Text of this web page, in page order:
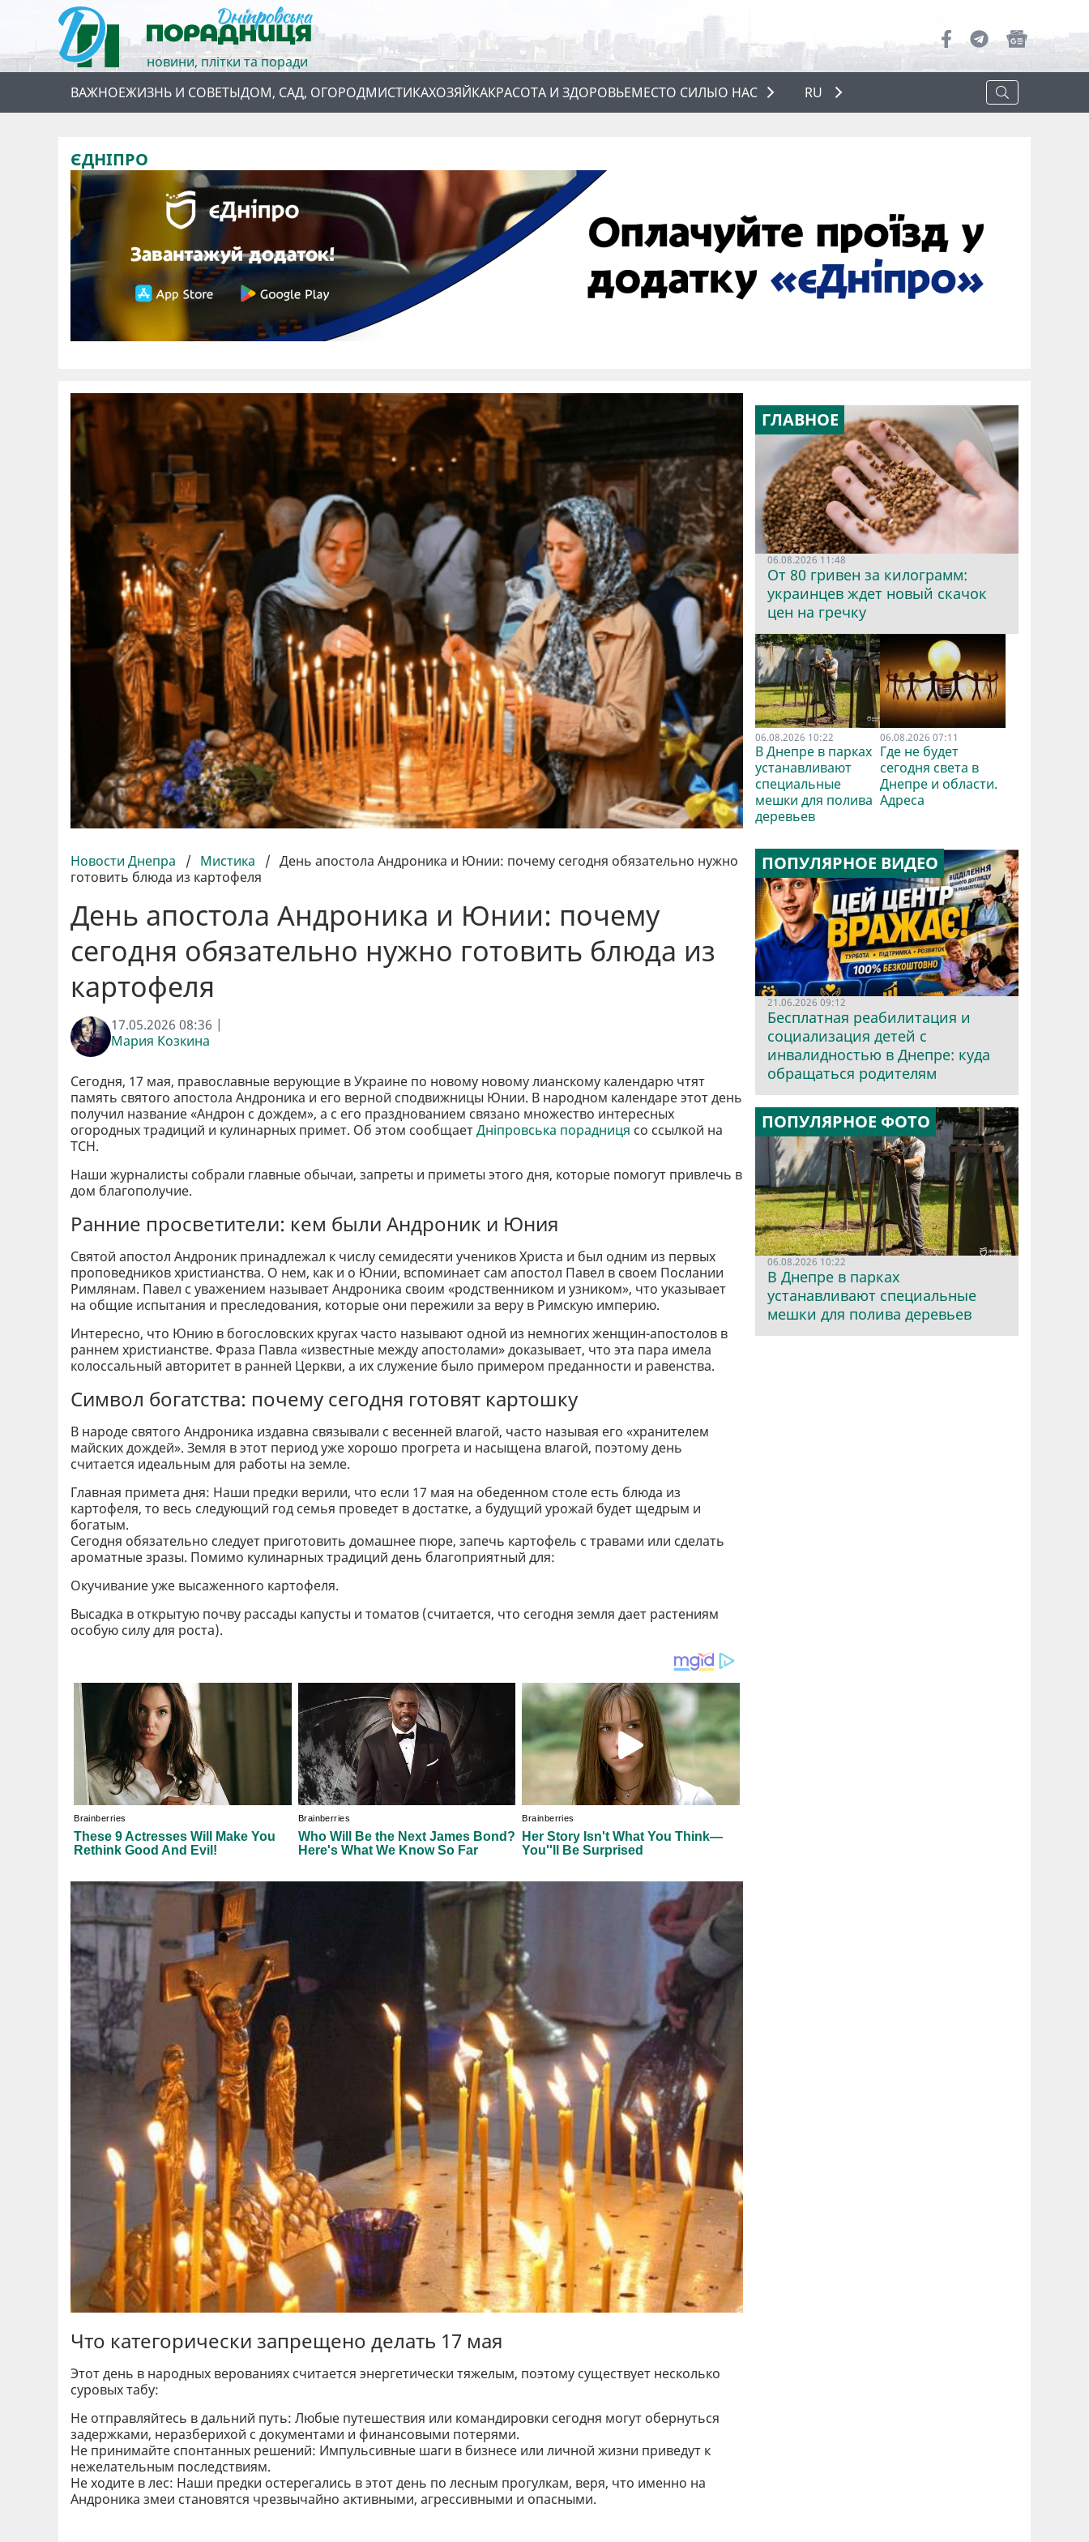
новини, плітки та поради
ВАЖНОЕЖИЗНЬ И СОВЕТЫДОМ, САД, ОГОРОДМИСТИКАХОЗЯЙКАКРАСОТА И ЗДОРОВЬЕМЕСТО СИЛЫО НАС
О НАС
RU
ЄДНІПРО
Новости Днепра / Мистика / День апостола Андроника и Юнии: почему сегодня обязательно нужно
готовить блюда из картофеля
День апостола Андроника и Юнии: почему
сегодня обязательно нужно готовить блюда из
картофеля
17.05.2026 08:36 |
Мария Козкина
Сегодня, 17 мая, православные верующие в Украине по новому новому лианскому календарю чтят
память святого апостола Андроника и его верной сподвижницы Юнии. В народном календаре этот день
получил название «Андрон с дождем», а с его празднованием связано множество интересных
огородных традиций и кулинарных примет. Об этом сообщаетДніпровська порадниця со ссылкой на
ТСН.
Наши журналисты собрали главные обычаи, запреты и приметы этого дня, которые помогут привлечь в
дом благополучие.
Ранние просветители: кем были Андроник и Юния
Святой апостол Андроник принадлежал к числу семидесяти учеников Христа и был одним из первых
проповедников христианства. О нем, как и о Юнии, вспоминает сам апостол Павел в своем Послании
Римлянам. Павел с уважением называет Андроника своим «родственником и узником», что указывает
на общие испытания и преследования, которые они пережили за веру в Римскую империю.
Интересно, что Юнию в богословских кругах часто называют одной из немногих женщин-апостолов в
раннем христианстве. Фраза Павла «известные между апостолами» доказывает, что эта пара имела
колоссальный авторитет в ранней Церкви, а их служение было примером преданности и равенства.
Символ богатства: почему сегодня готовят картошку
В народе святого Андроника издавна связывали с весенней влагой, часто называя его «хранителем
майских дождей». Земля в этот период уже хорошо прогрета и насыщена влагой, поэтому день
считается идеальным для работы на земле.
Главная примета дня: Наши предки верили, что если 17 мая на обеденном столе есть блюда из
картофеля, то весь следующий год семья проведет в достатке, а будущий урожай будет щедрым и
богатым.
Сегодня обязательно следует приготовить домашнее пюре, запечь картофель с травами или сделать
ароматные зразы. Помимо кулинарных традиций день благоприятный для:
Окучивание уже высаженного картофеля.
Высадка в открытую почву рассады капусты и томатов (считается, что сегодня земля дает растениям
особую силу для роста).
Что категорически запрещено делать 17 мая
Этот день в народных верованиях считается энергетически тяжелым, поэтому существует несколько
суровых табу:
Не отправляйтесь в дальний путь: Любые путешествия или командировки сегодня могут обернуться
задержками, неразберихой с документами и финансовыми потерями.
Не принимайте спонтанных решений: Импульсивные шаги в бизнесе или личной жизни приведут к
нежелательным последствиям.
Не ходите в лес: Наши предки остерегались в этот день по лесным прогулкам, веря, что именно на
Андроника змеи становятся чрезвычайно активными, агрессивными и опасными.
ГЛАВНОЕ
06.08.2026 11:48
От 80 гривен за килограмм:
украинцев ждет новый скачок
цен на гречку
06.08.2026 10:22
В Днепре в парках
устанавливают
специальные
мешки для полива
деревьев
06.08.2026 07:11
Где не будет
сегодня света в
Днепре и области.
Адреса
ПОПУЛЯРНОЕ ВИДЕО
21.06.2026 09:12
Бесплатная реабилитация и
социализация детей с
инвалидностью в Днепре: куда
обращаться родителям
ПОПУЛЯРНОЕ ФОТО
06.08.2026 10:22
В Днепре в парках
устанавливают специальные
мешки для полива деревьев